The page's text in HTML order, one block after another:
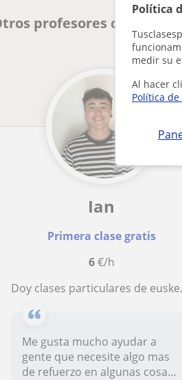
Política
medir su
Al hacer
Política
profesores de
Ian
Primera clase gratis
6€/h
Doy clases particulares de euskera a los niños que necesiten algo mas de refuerzo para aprenderlo de lo que tienen en sus clases
Me gusta mucho ayudar a
gente que necesite algo mas
de refuerzo en algunas cosas,